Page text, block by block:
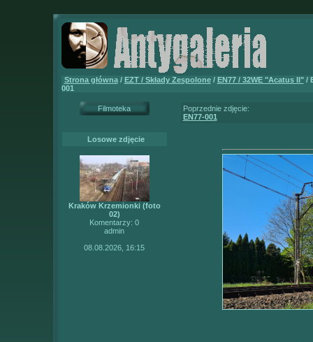
Strona główna/ EZT / Składy Zespolone/ EN77 / 32WE "Acatus II"/
001
Filmoteka
Losowe zdjęcie
Kraków Krzemionki (foto
02)
Komentarzy: 0
admin
08.08.2026, 16:15
Poprzednie zdjęcie:
EN77-001